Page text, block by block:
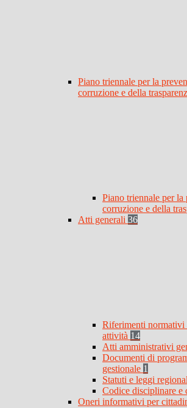
Piano triennale per la
corruzione e della
Piano triennale per la
corruzione e della
Atti generali 36
Riferimenti normativi
attività 14
Atti amministrativi
Documenti di
gestionale 1
Statuti e leggi
Codice disciplinare e
Oneri informativi per